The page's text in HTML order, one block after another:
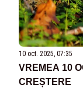
10 oct. 2025, 07:35
VREMEA 10
CREȘTERE